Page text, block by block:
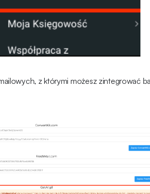
z którymi możesz zintegrować